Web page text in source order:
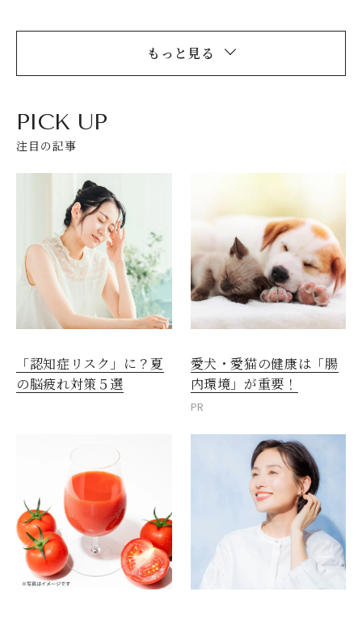
もっと見る
PICK UP
注目の記事
「認知症リスク」に？夏
の脳疲れ対策５選
愛犬・愛猫の健康は「腸
内環境」が重要！
PR